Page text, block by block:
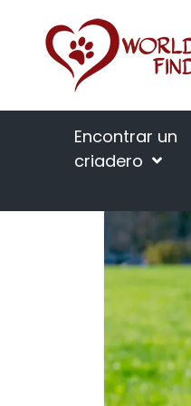
Encontrar un
criadero